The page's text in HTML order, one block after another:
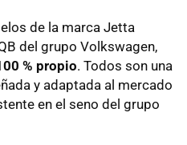
de la marca Jetta
del grupo Volkswagen,
% propio. Todos son una
y adaptada al mercado
en el seno del grupo